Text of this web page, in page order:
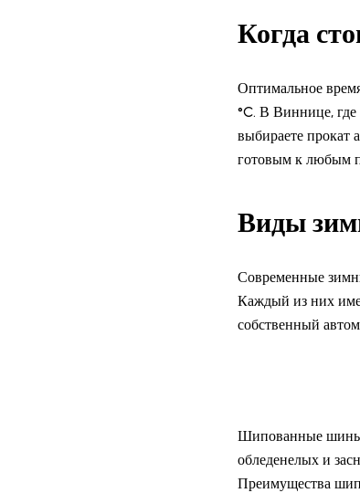
Когда
Оптимальное
°C. В Виннице,
выбираете прокат
готовым к любым
Виды
Современные
Каждый из них
собственный
Шипованные шины
обледенелых и
Преимущества